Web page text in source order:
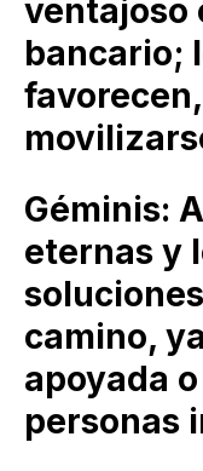
ventajoso
bancario;
Géminis:
eternas y
camino,
apoyada
personas